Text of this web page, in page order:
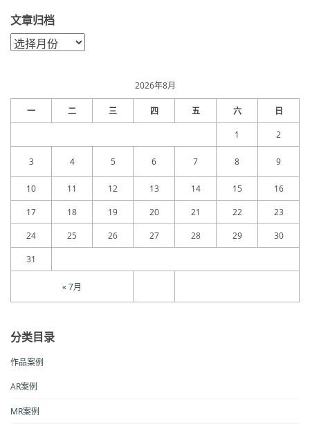
文章归档
文
章
2026年8月
一 二 三 四 五 六 日
« 7月
1 2
3 4 5 6 7 8 9
10 11 12 13 14 15
16
17
18 19 20 21 22
23
24
25 26 27 28 29
30
31
分类目录
作品案例
AR案例
MR案例